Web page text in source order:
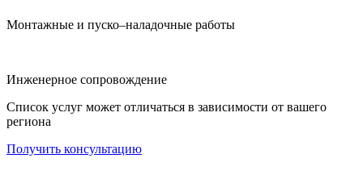
Монтажные и пуско–наладочные работы
Инженерное сопровождение
Список услуг может отличаться в зависимости от вашего
региона
Получить консультацию